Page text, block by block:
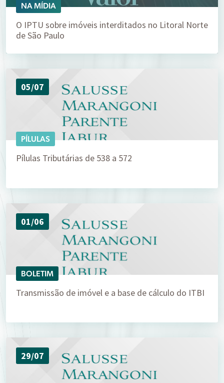
NA MÍDIA
O IPTU sobre imóveis interditados no Litoral Norte
de São Paulo
05/07
PÍLULAS
Pílulas Tributárias de 538 a 572
01/06
BOLETIM
Transmissão de imóvel e a base de cálculo do ITBI
29/07